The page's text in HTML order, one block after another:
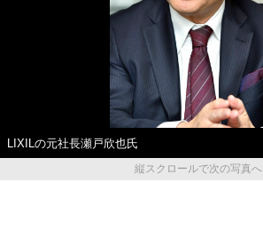
LIXILの元社長瀬戸欣也氏
縦スクロールで次の写真へ